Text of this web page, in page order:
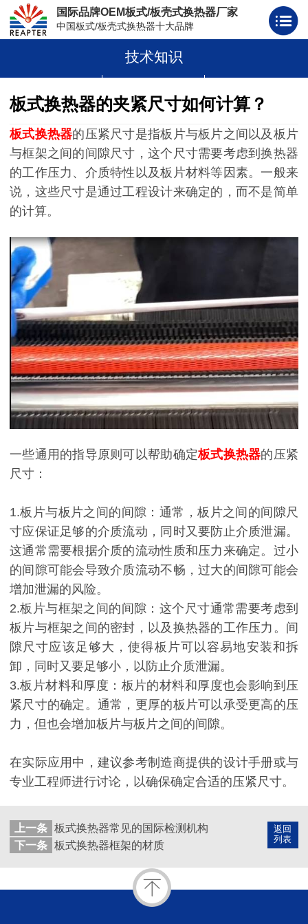
国际品牌OEM板式/板壳式换热器厂家
中国板式/板壳式换热器十大品牌
板壳式换热器
技术知识
板式换热器的夹紧尺寸如何计算？
板式换热器的压紧尺寸是指板片与板片之间以及板片
与框架之间的间隙尺寸，这个尺寸需要考虑到换热器
的工作压力、介质特性以及板片材料等因素。一般来
说，这些尺寸是通过工程设计来确定的，而不是简单
的计算。
一些通用的指导原则可以帮助确定板式换热器的压紧
尺寸：
1.板片与板片之间的间隙：通常，板片之间的间隙尺
寸应保证足够的介质流动，同时又要防止介质泄漏。
这通常需要根据介质的流动性质和压力来确定。过小
的间隙可能会导致介质流动不畅，过大的间隙可能会
增加泄漏的风险。
2.板片与框架之间的间隙：这个尺寸通常需要考虑到
板片与框架之间的密封，以及换热器的工作压力。间
隙尺寸应该足够大，使得板片可以容易地安装和拆
卸，同时又要足够小，以防止介质泄漏。
3.板片材料和厚度：板片的材料和厚度也会影响到压
紧尺寸的确定。通常，更厚的板片可以承受更高的压
力，但也会增加板片与板片之间的间隙。
在实际应用中，建议参考制造商提供的设计手册或与
专业工程师进行讨论，以确保确定合适的压紧尺寸。
返回
列表
上一条 板式换热器常见的国际检测机构
下一条 板式换热器框架的材质